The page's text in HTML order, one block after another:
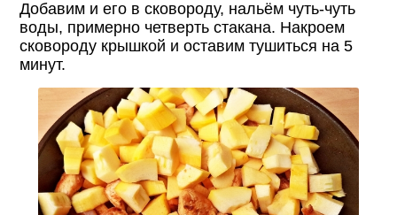
Добавим и его в сковороду, нальём чуть-чуть
воды, примерно четверть стакана. Накроем
сковороду крышкой и оставим тушиться на 5
минут.